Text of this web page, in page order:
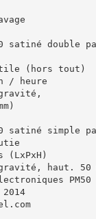
satiné double
(hors tout)
/ heure
satiné simple
(LxPxH)
haut. 50
PM50
2014